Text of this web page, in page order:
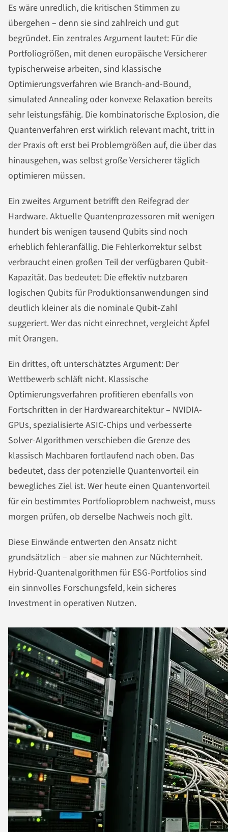
Es wäre unredlich, die kritischen Stimmen zu
übergehen – denn sie sind zahlreich und gut
begründet. Ein zentrales Argument lautet: Für die
Portfoliogrößen, mit denen europäische Versicherer
typischerweise arbeiten, sind klassische
Optimierungsverfahren wie Branch-and-Bound,
simulated Annealing oder konvexe Relaxation bereits
sehr leistungsfähig. Die kombinatorische Explosion, die
Quantenverfahren erst wirklich relevant macht, tritt in
der Praxis oft erst bei Problemgrößen auf, die über das
hinausgehen, was selbst große Versicherer täglich
optimieren müssen.
Ein zweites Argument betrifft den Reifegrad der
Hardware. Aktuelle Quantenprozessoren mit wenigen
hundert bis wenigen tausend Qubits sind noch
erheblich fehleranfällig. Die Fehlerkorrektur selbst
verbraucht einen großen Teil der verfügbaren Qubit-
Kapazität. Das bedeutet: Die effektiv nutzbaren
logischen Qubits für Produktionsanwendungen sind
deutlich kleiner als die nominale Qubit-Zahl
suggeriert. Wer das nicht einrechnet, vergleicht Äpfel
mit Orangen.
Ein drittes, oft unterschätztes Argument: Der
Wettbewerb schläft nicht. Klassische
Optimierungsverfahren profitieren ebenfalls von
Fortschritten in der Hardwarearchitektur – NVIDIA-
GPUs, spezialisierte ASIC-Chips und verbesserte
Solver-Algorithmen verschieben die Grenze des
klassisch Machbaren fortlaufend nach oben. Das
bedeutet, dass der potenzielle Quantenvorteil ein
bewegliches Ziel ist. Wer heute einen Quantenvorteil
für ein bestimmtes Portfolioproblem nachweist, muss
morgen prüfen, ob derselbe Nachweis noch gilt.
Diese Einwände entwerten den Ansatz nicht
grundsätzlich – aber sie mahnen zur Nüchternheit.
Hybrid-Quantenalgorithmen für ESG-Portfolios sind
ein sinnvolles Forschungsfeld, kein sicheres
Investment in operativen Nutzen.